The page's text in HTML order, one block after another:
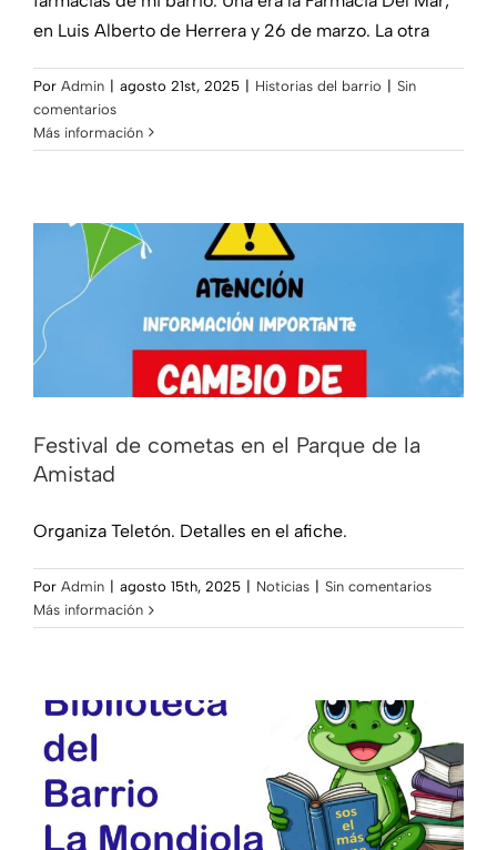
en Luis Alberto de Herrera y 26 de marzo. La otra
Por Admin | agosto 21st, 2025 | Historias del barrio | Sin
comentarios
Más información
Festival de cometas en el Parque de la
Festival de cometas en el Parque de la
Amistad
Organiza Teletón. Detalles en el afiche.
Por Admin agosto 15th, 2025 Noticias
Sin comentarios
Más información
Muy pronto: Abrimos nuestra biblioteca